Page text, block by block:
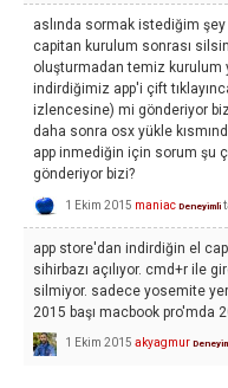
aslında sormak istediğim
capitan kurulum sonrası
oluşturmadan temiz kurulum
indirdiğimiz app'i çift
izlencesine) mi gönderiyor
daha sonra osx yükle
app inmediğin için sorum şu
gönderiyor bizi?
1 Ekim 2015 maniac Deneyimli
app store'dan indirdiğin el
sihirbazı açılıyor. cmd+r ile
silmiyor. sadece yosemite
2015 başı macbook pro'mda
1 Ekim 2015 akyagmur